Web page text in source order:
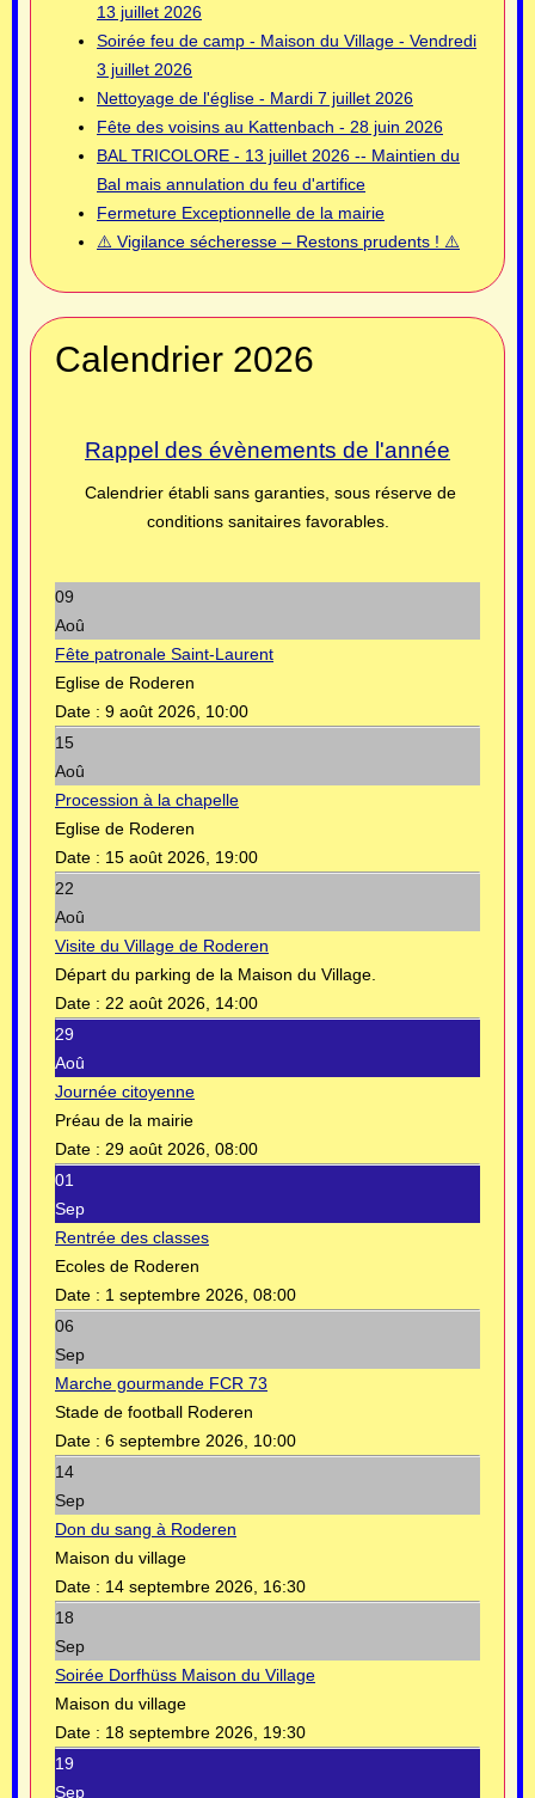
13 juillet 2026
Soirée feu de camp - Maison du Village - Vendredi
3 juillet 2026
Nettoyage de l'église - Mardi 7 juillet 2026
Fête des voisins au Kattenbach - 28 juin 2026
BAL TRICOLORE - 13 juillet 2026 -- Maintien du
Bal mais annulation du feu d'artifice
Fermeture Exceptionnelle de la mairie
⚠️ Vigilance sécheresse – Restons prudents ! ⚠️
Calendrier 2026
Rappel des évènements de l'année
Calendrier établi sans garanties, sous réserve de
conditions sanitaires favorables.
09
Aoû
Fête patronale Saint-Laurent
Eglise de Roderen
Date : 9 août 2026, 10:00
15
Aoû
Procession à la chapelle
Eglise de Roderen
Date : 15 août 2026, 19:00
22
Aoû
Visite du Village de Roderen
Départ du parking de la Maison du Village.
Date : 22 août 2026, 14:00
29
Aoû
Journée citoyenne
Préau de la mairie
Date : 29 août 2026, 08:00
01
Sep
Rentrée des classes
Ecoles de Roderen
Date : 1 septembre 2026, 08:00
06
Sep
Marche gourmande FCR 73
Stade de football Roderen
Date : 6 septembre 2026, 10:00
14
Sep
Don du sang à Roderen
Maison du village
Date : 14 septembre 2026, 16:30
18
Sep
Soirée Dorfhüss Maison du Village
Maison du village
Date : 18 septembre 2026, 19:30
19
Sep